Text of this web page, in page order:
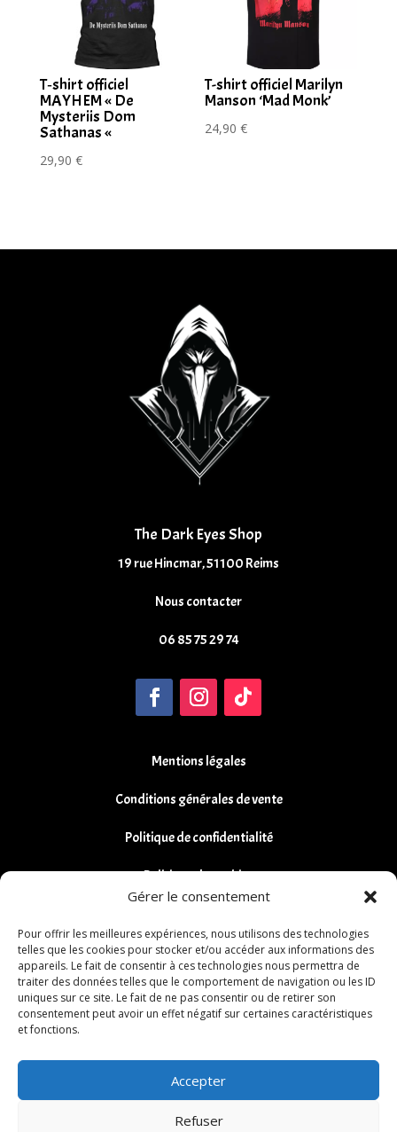
Gérer le consentement
Pour offrir les meilleures expériences, nous utilisons des technologies
telles que les cookies pour stocker et/ou accéder aux informations des
appareils. Le fait de consentir à ces technologies nous permettra de
traiter des données telles que le comportement de navigation ou les ID
uniques sur ce site. Le fait de ne pas consentir ou de retirer son
consentement peut avoir un effet négatif sur certaines caractéristiques
et fonctions.
Accepter
Refuser
T‑shirt officiel
MAYHEM « De
Mysteriis Dom
Sathanas «
29,90 €
T-shirt officiel Marilyn
Manson ‘Mad Monk’
24,90€
The Dark Eyes Shop
19 rue Hincmar, 51100 Reims
Nous contacter
06 85 75 29 74
Mentions légales
Conditions générales de vente
Politique de confidentialité
Politique de cookies